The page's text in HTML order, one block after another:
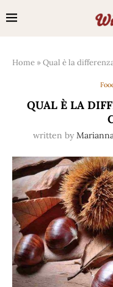
Home »Qual è la
QUAL È LA
written by